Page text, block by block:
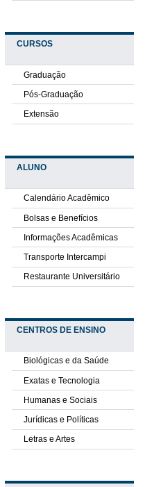
CURSOS
Graduação
Pós-Graduação
Extensão
ALUNO
Calendário Acadêmico
Bolsas e Benefícios
Informações Acadêmicas
Transporte Intercampi
Restaurante Universitário
CENTROS DE ENSINO
Biológicas e da Saúde
Exatas e Tecnologia
Humanas e Sociais
Jurídicas e Políticas
Letras e Artes